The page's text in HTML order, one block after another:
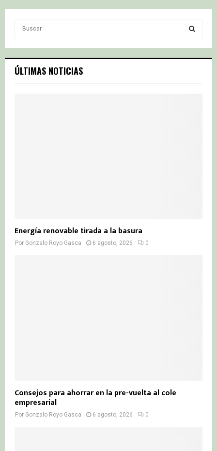
c
h
S
ÚLTIMAS NOTICIAS
Energía renovable tirada a la basura
Por Gonzalo Royo Gasca 6 agosto, 2026 0
Consejos para ahorrar en la pre-vuelta al cole
empresarial
Por Gonzalo Royo Gasca 6 agosto, 2026 0